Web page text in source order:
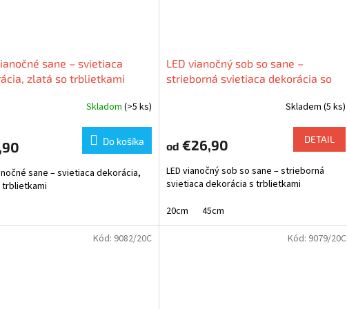
sane – svietiaca
zlatá so trblietkami
Skladom (>5 ks)
Do košíka
sane – svietiaca dekorácia,
LED vianočný sob so sane –
strieborná svietiaca dekorácia so
Skladem (5 ks)
od €26,90 DETAIL
LED vianočný sob so sane – strieborná
svietiaca dekorácia s trblietkami
20cm
45cm
Kód: 9082/20C Kód: 9079/20C